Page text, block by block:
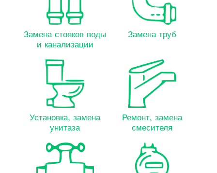
Замена стояков воды
и канализации
Замена труб
Установка, замена
унитаза
Ремонт, замена
смесителя